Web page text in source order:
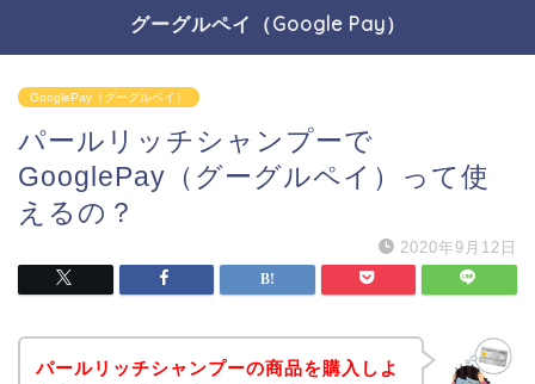
グーグルペイ（Google Pay）
GooglePay（グーグルペイ）
パールリッチシャンプーで
GooglePay（グーグルペイ）って使
えるの？
2020年9月12日
パールリッチシャンプーの商品を購入しよ